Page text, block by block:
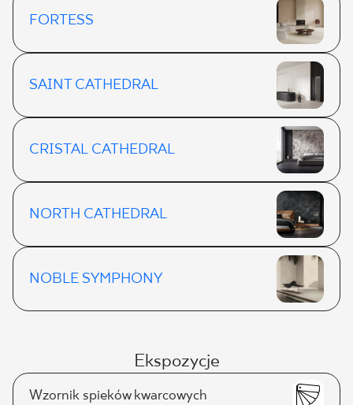
FORTESS
SAINT CATHEDRAL
CRISTAL CATHEDRAL
NORTH CATHEDRAL
NOBLE SYMPHONY
Ekspozycje
Wzornik spieków kwarcowych